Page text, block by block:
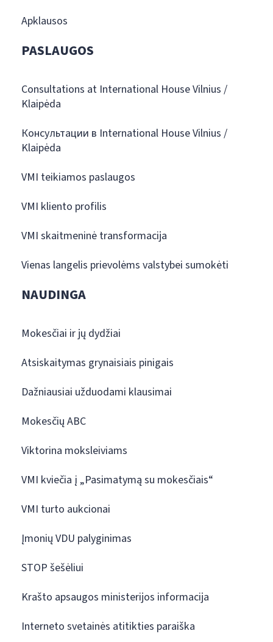
Apklausos
PASLAUGOS
Consultations at International House Vilnius /
Klaipėda
Консультации в International House Vilnius /
Klaipėda
VMI teikiamos paslaugos
VMI kliento profilis
VMI skaitmeninė transformacija
Vienas langelis prievolėms valstybei sumokėti
NAUDINGA
Mokesčiai ir jų dydžiai
Atsiskaitymas grynaisiais pinigais
Dažniausiai užduodami klausimai
Mokesčių ABC
Viktorina moksleiviams
VMI kviečia į „Pasimatymą su mokesčiais“
VMI turto aukcionai
Įmonių VDU palyginimas
STOP šešėliui
Krašto apsaugos ministerijos informacija
Interneto svetainės atitikties paraiška